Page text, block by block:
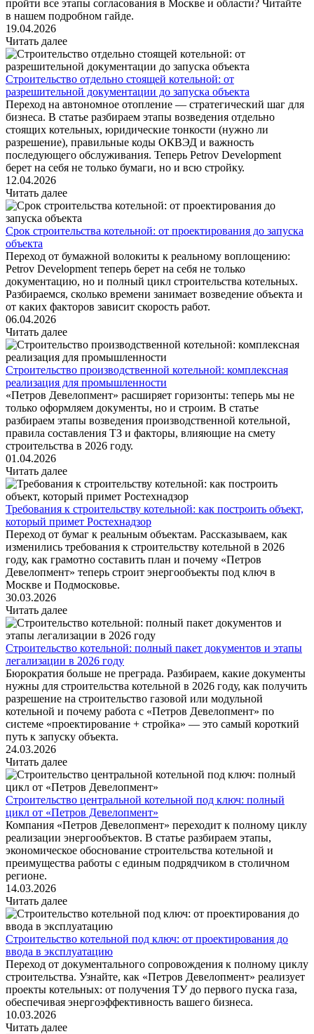
пройти все этапы согласования в Москве и области? Читайте
в нашем подробном гайде.
19.04.2026
Читать далее
Строительство отдельно стоящей котельной: от
разрешительной документации до запуска объекта
Переход на автономное отопление — стратегический шаг для
бизнеса. В статье разбираем этапы возведения отдельно
стоящих котельных, юридические тонкости (нужно ли
разрешение), правильные коды ОКВЭД и важность
последующего обслуживания. Теперь Petrov Development
берет на себя не только бумаги, но и всю стройку.
12.04.2026
Читать далее
Срок строительства котельной: от проектирования до запуска
объекта
Переход от бумажной волокиты к реальному воплощению:
Petrov Development теперь берет на себя не только
документацию, но и полный цикл строительства котельных.
Разбираемся, сколько времени занимает возведение объекта и
от каких факторов зависит скорость работ.
06.04.2026
Читать далее
Строительство производственной котельной: комплексная
реализация для промышленности
«Петров Девелопмент» расширяет горизонты: теперь мы не
только оформляем документы, но и строим. В статье
разбираем этапы возведения производственной котельной,
правила составления ТЗ и факторы, влияющие на смету
строительства в 2026 году.
01.04.2026
Читать далее
Требования к строительству котельной: как построить объект,
который примет Ростехнадзор
Переход от бумаг к реальным объектам. Рассказываем, как
изменились требования к строительству котельной в 2026
году, как грамотно составить план и почему «Петров
Девелопмент» теперь строит энергообъекты под ключ в
Москве и Подмосковье.
30.03.2026
Читать далее
Строительство котельной: полный пакет документов и этапы
легализации в 2026 году
Бюрократия больше не преграда. Разбираем, какие документы
нужны для строительства котельной в 2026 году, как получить
разрешение на строительство газовой или модульной
котельной и почему работа с «Петров Девелопмент» по
системе «проектирование + стройка» — это самый короткий
путь к запуску объекта.
24.03.2026
Читать далее
Строительство центральной котельной под ключ: полный
цикл от «Петров Девелопмент»
Компания «Петров Девелопмент» переходит к полному циклу
реализации энергообъектов. В статье разбираем этапы,
экономическое обоснование строительства котельной и
преимущества работы с единым подрядчиком в столичном
регионе.
14.03.2026
Читать далее
Строительство котельной под ключ: от проектирования до
ввода в эксплуатацию
Переход от документального сопровождения к полному циклу
строительства. Узнайте, как «Петров Девелопмент» реализует
проекты котельных: от получения ТУ до первого пуска газа,
обеспечивая энергоэффективность вашего бизнеса.
10.03.2026
Читать далее